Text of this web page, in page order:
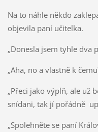
Na to náhle někdo
objevila paní učitelka.
„Donesla jsem tyhle dva
„Aha, no a vlastně k
„Přeci jako výplň, ale už
snídani, tak jí pořádně
„Spolehněte se paní